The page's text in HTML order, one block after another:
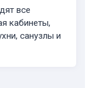
все
кабинеты,
санузлы и